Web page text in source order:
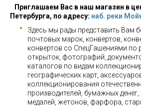
Приглашаем Вас в наш магазин в
Петербурга, по адресу: наб. реки
Здесь мы рады представить Вам
почтовых марок, конвертов,
конвертов со СпецГашениями по
открыток, фотографий,
каталогов по видам
географических карт,
коллекционирования
производителей, бумажных денег,
медалей, жетонов, фарфора,